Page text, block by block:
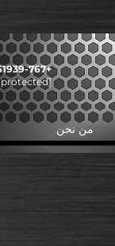
+86-177-61939-767
[email protected]
من نحن